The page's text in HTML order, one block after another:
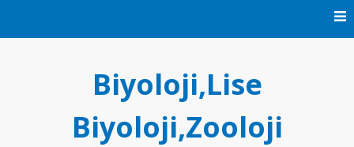
Biyoloji,Lise
Biyoloji,Zooloji